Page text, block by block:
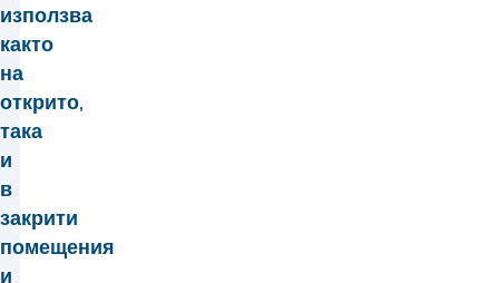
използва
както
на
открито,
така
и
в
закрити
помещения
и